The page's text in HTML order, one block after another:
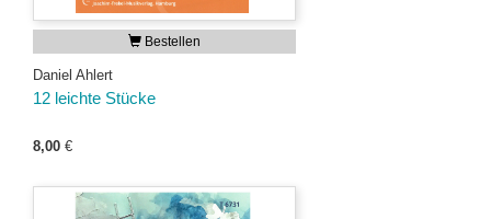
Bestellen
Daniel Ahlert
12 leichte Stücke
8,00 €